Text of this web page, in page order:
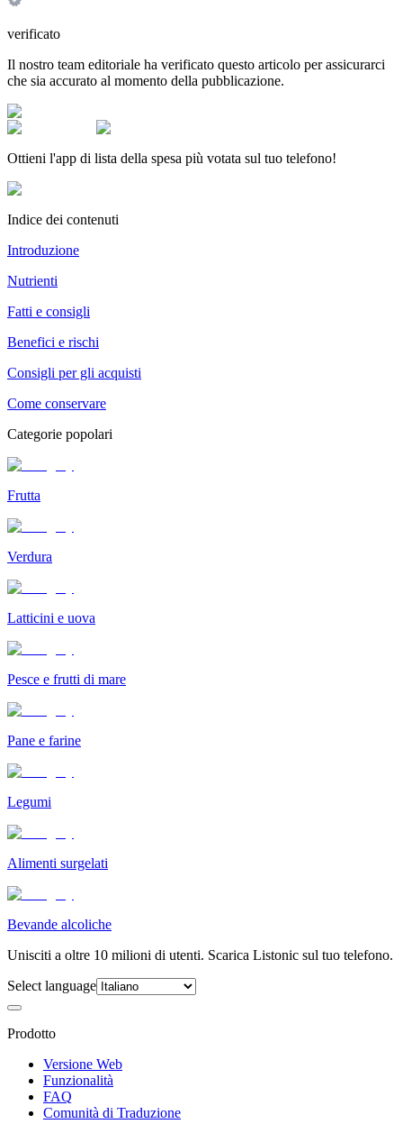
verificato
Il nostro team editoriale ha verificato questo articolo per assicurarci
che sia accurato al momento della pubblicazione.
Ottieni l'app di lista della spesa più votata sul tuo telefono!
Indice dei contenuti
Introduzione
Nutrienti
Fatti e consigli
Benefici e rischi
Consigli per gli acquisti
Come conservare
Categorie popolari
Frutta
Verdura
Latticini e uova
Pesce e frutti di mare
Pane e farine
Legumi
Alimenti surgelati
Bevande alcoliche
Unisciti a oltre 10 milioni di utenti. Scarica Listonic sul tuo telefono.
Select language
Prodotto
Versione Web
Funzionalità
FAQ
Comunità di Traduzione